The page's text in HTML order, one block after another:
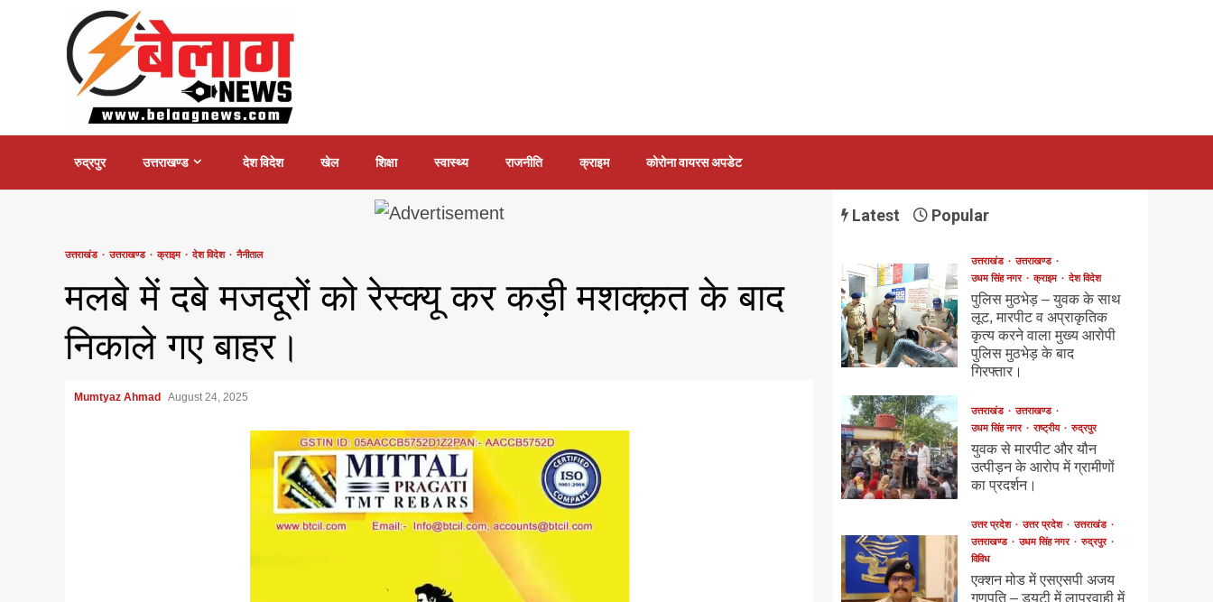
रुद्रपुर उत्तराखण्ड देश विदेश खेल शिक्षा स्वास्थ्य राजनीति क्राइम कोरोना वायरस अपडेट
उत्तराखंड उत्तराखण्ड क्राइम देश विदेश नैनीताल
मलबे में दबे मजदूरों को रेस्क्यू कर कड़ी मशक्क़त के बाद
निकाले गए बाहर।
Mumtyaz Ahmad August 24, 2025
Latest Popular
उत्तराखंड
उत्तराखण्ड
उधम सिंह नगर
क्राइम देश विदेश
पुलिस मुठभेड़ – युवक के साथ
लूट, मारपीट व अप्राकृतिक
कृत्य करने वाला मुख्य आरोपी
पुलिस मुठभेड़ के बाद
गिरफ्तार।
उत्तराखंड
उत्तराखण्ड
उधम सिंह नगर
राष्ट्रीय रुद्रपुर
युवक से मारपीट और यौन
उत्पीड़न के आरोप में ग्रामीणों
का प्रदर्शन।
उत्तर प्रदेश उत्तर प्रदेश
उत्तराखंड
उत्तराखण्ड
उधम सिंह नगर
रुद्रपुर
विविध
एक्शन मोड में एसएसपी अजय
गणपति – ड्यूटी में लापरवाही में